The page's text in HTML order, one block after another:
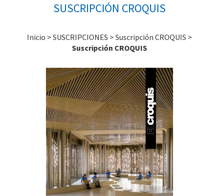
SUSCRIPCIÓN CROQUIS
Inicio > SUSCRIPCIONES > Suscripción CROQUIS >
Suscripción CROQUIS